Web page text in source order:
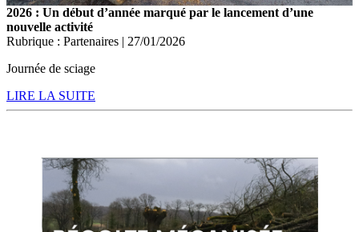
2026 : Un début d’année marqué par le lancement d’une
nouvelle activité
Rubrique : Partenaires | 27/01/2026
Journée de sciage
LIRE LA SUITE